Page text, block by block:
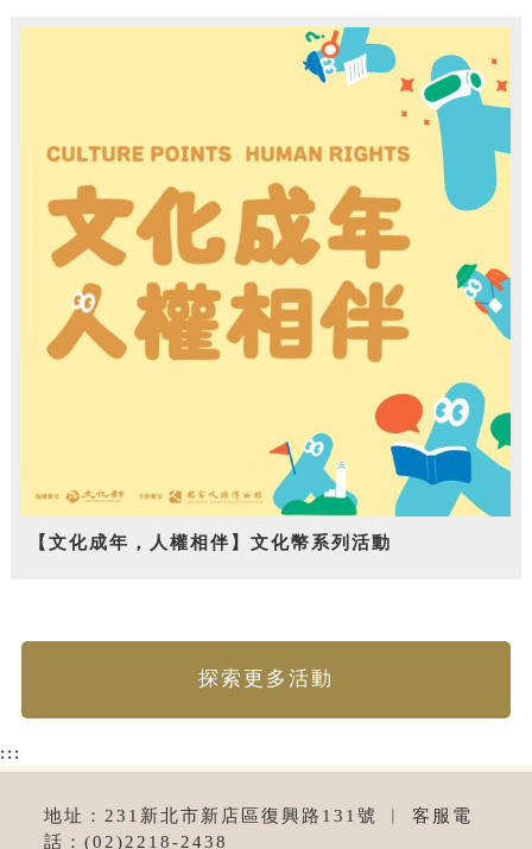
【文化成年，人權相伴】文化幣系列活動
探索更多活動
:::
地址：231新北市新店區復興路131號 ︱ 客服電
話：(02)2218-2438